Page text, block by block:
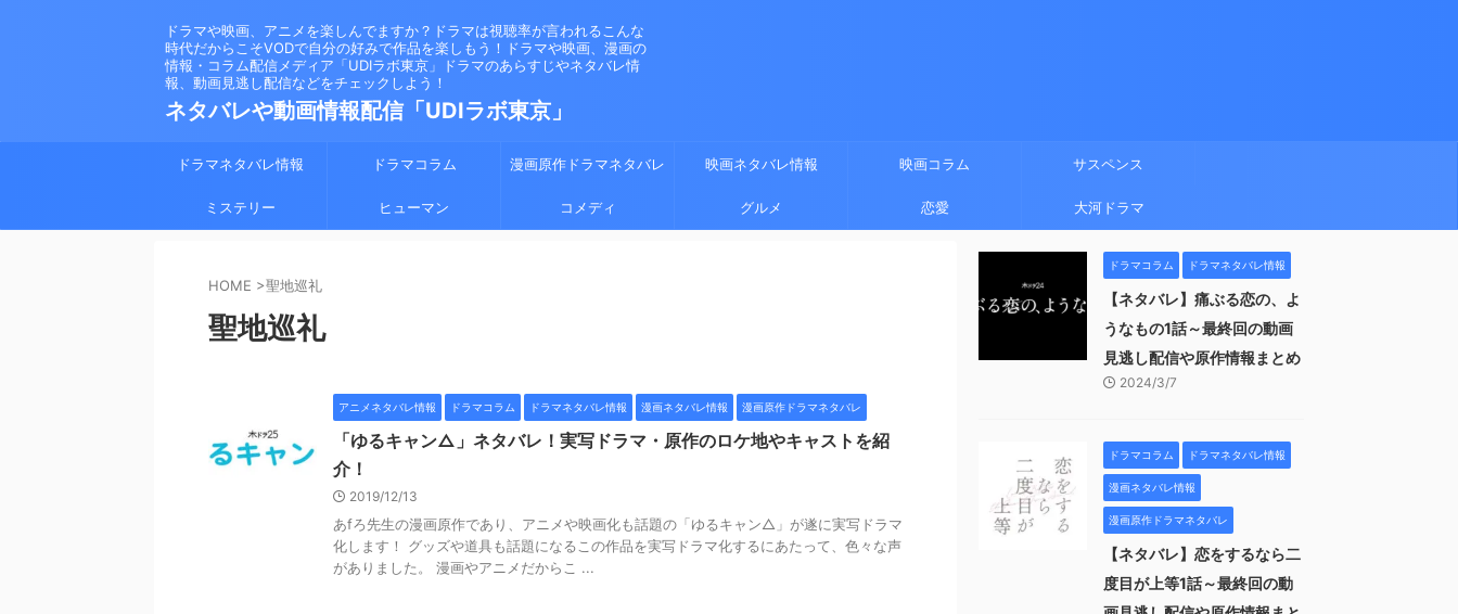
ドラマや映画、アニメを楽しんでますか？ドラマは視聴率が言われるこんな
時代だからこそVODで自分の好みで作品を楽しもう！ドラマや映画、漫画の
情報・コラム配信メディア「UDIラボ東京」ドラマのあらすじやネタバレ情
報、動画見逃し配信などをチェックしよう！
ネタバレや動画情報配信「UDIラボ東京」
ドラマネタバレ情報 ドラマコラム 漫画原作ドラマネタバレ 映画ネタバレ情報 映画コラム サスペンス
ミステリー ヒューマン コメディ グルメ 恋愛 大河ドラマ
HOME >聖地巡礼
聖地巡礼
アニメネタバレ情報 ドラマコラム ドラマネタバレ情報 漫画ネタバレ情報 漫画原作ドラマネタバレ
「ゆるキャン△」ネタバレ！実写ドラマ・原作のロケ地やキャストを紹
介！
2019/12/13
あfろ先生の漫画原作であり、アニメや映画化も話題の「ゆるキャン△」が遂に実写ドラマ
化します！ グッズや道具も話題になるこの作品を実写ドラマ化するにあたって、色々な声
がありました。 漫画やアニメだからこ ...
ドラマコラム ドラマネタバレ情報
【ネタバレ】痛ぶる恋の、よ
うなもの1話～最終回の動画
見逃し配信や原作情報まとめ
2024/3/7
ドラマコラム ドラマネタバレ情報
漫画ネタバレ情報
漫画原作ドラマネタバレ
【ネタバレ】恋をするなら二
度目が上等1話～最終回の動